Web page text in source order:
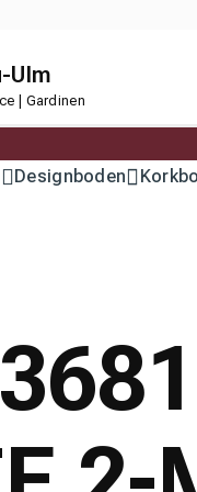
Ulm
| Gardinen
Designboden